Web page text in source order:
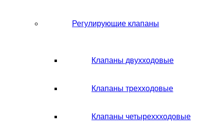
Регулирующие клапаны
Клапаны двухходовые
Клапаны трехходовые
Клапаны четыреххходовые